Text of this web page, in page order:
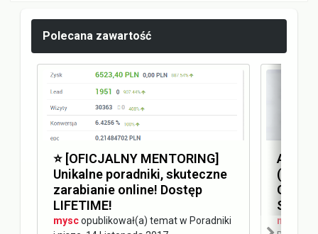
Polecana zawartość
⭐️ [OFICJALNY MENTORING]
Unikalne poradniki, skuteczne
zarabianie online! Dostęp
LIFETIME!
myscopublikował(a) temat w Poradniki
(AEO)
SEO
mysc